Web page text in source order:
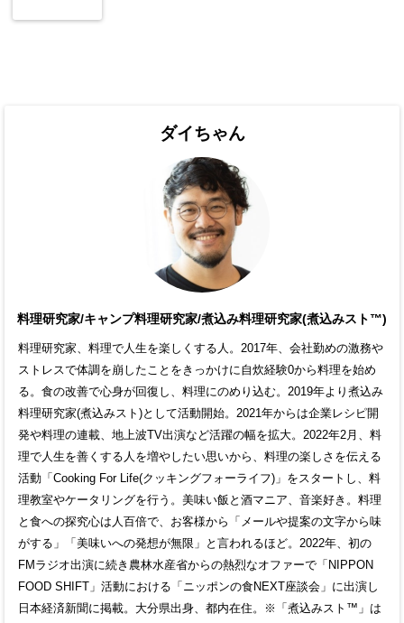
ダイちゃん
料理研究家/キャンプ料理研究家/煮込み料理研究家(煮込みスト™)
料理研究家、料理で人生を楽しくする人。2017年、会社勤めの激務や
ストレスで体調を崩したことをきっかけに自炊経験0から料理を始め
る。食の改善で心身が回復し、料理にのめり込む。2019年より煮込み
料理研究家(煮込みスト)として活動開始。2021年からは企業レシピ開
発や料理の連載、地上波TV出演など活躍の幅を拡大。2022年2月、料
理で人生を善くする人を増やしたい思いから、料理の楽しさを伝える
活動「Cooking For Life(クッキングフォーライフ)」をスタートし、料
理教室やケータリングを行う。美味い飯と酒マニア、音楽好き。料理
と食への探究心は人百倍で、お客様から「メールや提案の文字から味
がする」「美味いへの発想が無限」と言われるほど。2022年、初の
FMラジオ出演に続き農林水産省からの熱烈なオファーで「NIPPON
FOOD SHIFT」活動における「ニッポンの食NEXT座談会」に出演し
日本経済新聞に掲載。大分県出身、都内在住。※「煮込みスト™」は